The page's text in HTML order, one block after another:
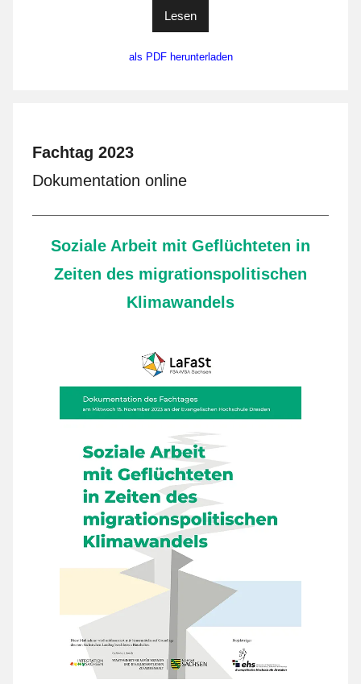
Lesen
als PDF herunterladen
Fachtag 2023
Dokumentation online
Soziale Arbeit mit Geflüchteten in
Zeiten des migrationspolitischen
Klimawandels